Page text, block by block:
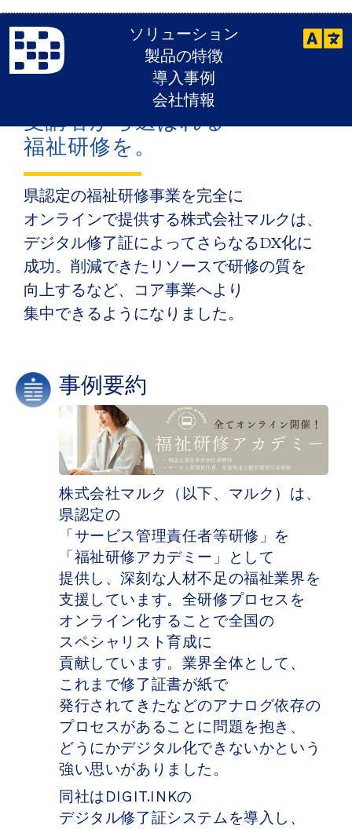
ソリューション
製品の特徴
導入事例
会社情報
導入事例
公的資格の​修了証発行までを​
オンラインで​完結。​
受講者から​選ばれる​
福祉研修を。
県認定の​福祉研修事業を​完全に​
オンラインで​提供する​株式会社マルクは、​
デジタル修了証に​よってさらなる​DX化に​
成功。​削減できたリソースで​研修の​質を​
向上するなど、​コア事業へより​
集中できるようになりました。
事例要約
株式会社マルク​（以下、​マルク）は、​
県認定の​
「サービス管理責任者等研修」を​
「福祉研修アカデミー」と​して​
提供し、​深刻な​人材不足の​福祉業界を​
支援しています。​全研​修プロセスを​
オンライン化する​ことで​全国の​
スペシャリスト育成に​
貢献しています。​業界全体と​して、​
これまで​修了証書が​紙で​
発行されてきたなどの​アナログ依存の​
プロセスが​ある​ことに​問題を​抱き、​
どうにか​デジタル化できないかと​いう​
強い​思いが​ありました。
同社は​DIGIT.INKの​
デジタル修了証システムを​導入し、​